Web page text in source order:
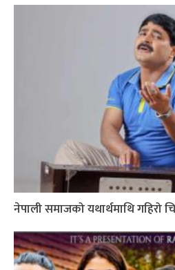
नेपाली समाजको यथार्थमाथि गहिरो